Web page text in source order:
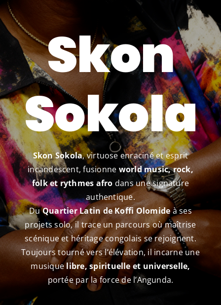
Skon
Sokola
Skon Sokola, virtuose enraciné et esprit
incandescent, fusionne world music, rock,
folk et rythmes afro dans une signature
authentique.
DuQuartier Latin de Koffi Olomideà ses
projets solo, il trace un parcours où maîtrise
scénique et héritage congolais se rejoignent.
Toujours tourné vers l’élévation, il incarne une
musiquelibre, spirituelle et universelle,
portée par la force de l’Angunda.